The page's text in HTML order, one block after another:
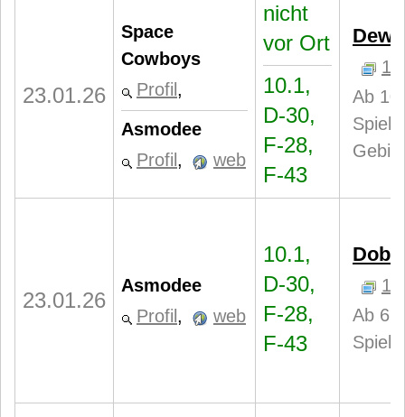
23.01.26
Space
Cowboys
Profil ,
Asmodee
Profil , web
nicht
vor Ort
10.1,
D-30,
F-28,
F-43
1
Ab 10
23.01.26
Asmodee
Profil , web
10.1,
D-30,
F-28,
F-43
1
Ab 6